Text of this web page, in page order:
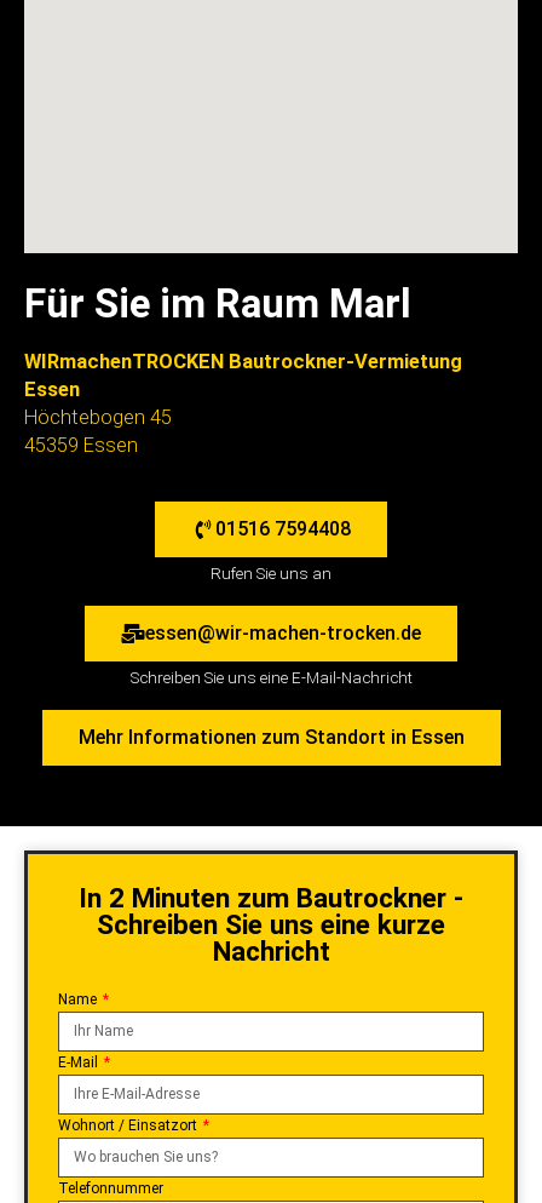
Für Sie im Raum Marl
WIRmachenTROCKEN Bautrockner-Vermietung
Essen
Höchtebogen 45
45359 Essen
01516 7594408
Rufen Sie uns an
essen@wir-machen-trocken.de
Schreiben Sie uns eine E-Mail-Nachricht
Mehr Informationen zum Standort in Essen
In 2 Minuten zum Bautrockner -
Schreiben Sie uns eine kurze
Nachricht
Name
E-Mail
Wohnort / Einsatzort
Telefonnummer